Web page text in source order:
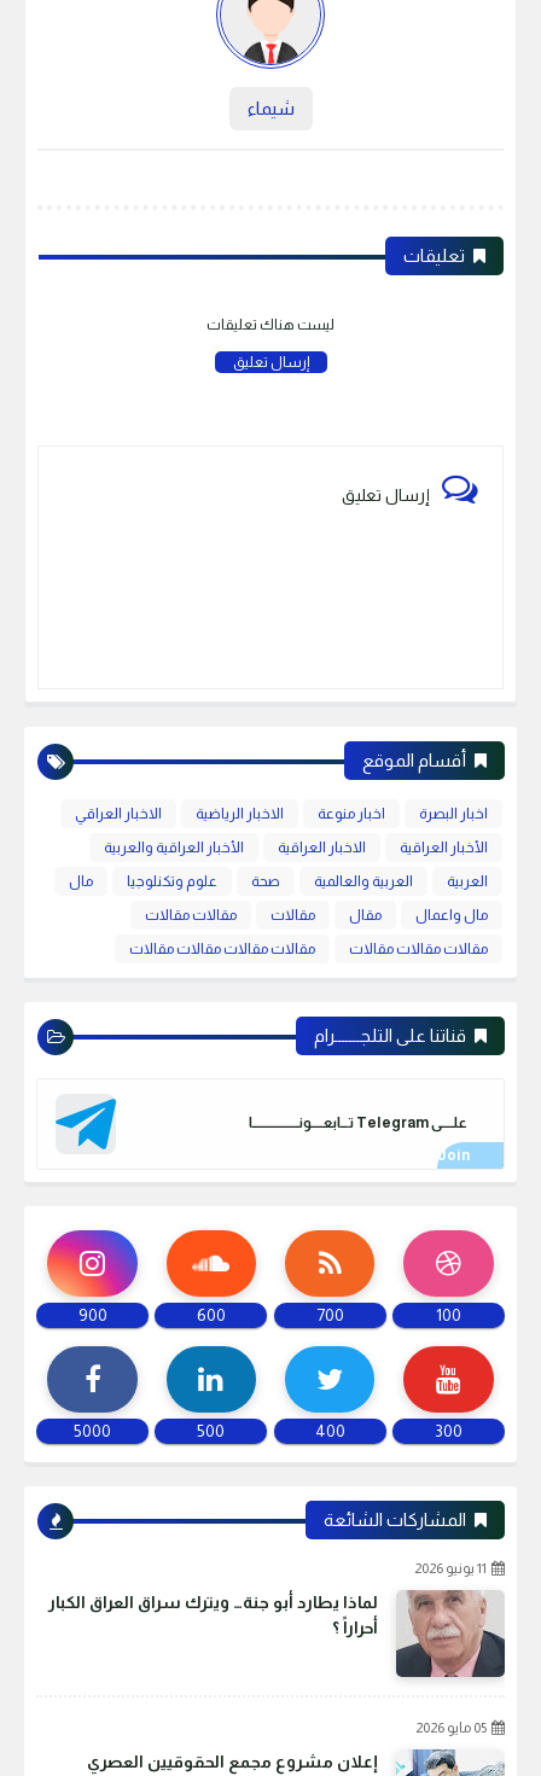
شيماء
تعليقات
ليست هناك تعليقات
إرسال تعليق
إرسال تعليق
أقسام الموقع
اخبار البصرة اخبار منوعة الاخبار الرياضية
الاخبار العراقي
الأخبار العراقية
الاخبار العراقية
الأخبار العراقية والعربية
العربية
العربية والعالمية صحة علوم وتكنلوجيا
مال
مال واعمال
مقال مقالات
مقالات مقالات
مقالات مقالات مقالات
مقالات مقالات مقالات مقالات
قناتنا على التلجـــــــرام
علـــــى Telegram تـــابعـــــونـــــــــــــــــــا
100
700
600
900
300
400
500
5000
المشاركات الشائعة
11 يونيو 2026
لماذا يطارد أبو جنة… ويترك سراق العراق الكبار
أحراراً ؟
05 مايو 2026
إعلان مشروع مجمع الحقوقيين العصري